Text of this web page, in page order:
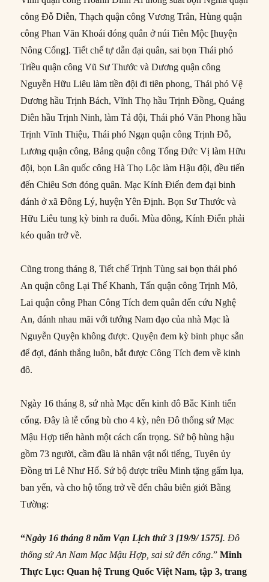
công Đỗ Diễn, Thạch quận công Vương Trân, Hùng quận
công Phan Văn Khoái đóng quân ở núi Tiên Mộc [huyện
Nông Cống]. Tiết chế tự dẫn đại quân, sai bọn Thái phó
Triều quận công Vũ Sư Thước và Dương quận công
Nguyễn Hữu Liêu làm tiền đội đi tiên phong, Thái phó Vệ
Dương hầu Trịnh Bách, Vĩnh Thọ hầu Trịnh Đồng, Quảng
Diên hầu Trịnh Ninh, làm Tả đội, Thái phó Văn Phong hầu
Trịnh Vĩnh Thiệu, Thái phó Ngạn quận công Trịnh Đỗ,
Lương quận công, Bảng quận công Tống Đức Vị làm Hữu
đội, bọn Lân quốc công Hà Thọ Lộc làm Hậu đội, đều tiến
đến Chiêu Sơn đóng quân. Mạc Kính Điển đem đại binh
đánh ở xã Đông Lý, huyện Yên Định. Bọn Sư Thước và
Hữu Liêu tung kỳ binh ra đuổi. Mùa đông, Kính Điển phải
kéo quân trở về.
Cũng trong tháng 8, Tiết chế Trịnh Tùng sai bọn thái phó
An quận công Lại Thế Khanh, Tấn quận công Trịnh Mô,
Lai quận công Phan Công Tích đem quân đến cứu Nghệ
An, đánh nhau mãi với tướng Nam đạo của nhà Mạc là
Nguyễn Quyện không được. Quyện đem kỳ binh phục sẵn
để đợi, đánh thắng luôn, bắt được Công Tích đem về kinh
đô.
Ngày 16 tháng 8, sứ nhà Mạc đến kinh đô Bắc Kinh tiến
cống. Đây là lễ cống bù cho 4 kỳ, nên Đô thống sứ Mạc
Mậu Hợp tiến hành một cách cẩn trọng. Sứ bộ hùng hậu
gồm 73 người, cầm đầu là nhân vật nổi tiếng, Tuyên ủy
Đồng tri Lê Như Hổ. Sứ bộ được triều Minh tặng gấm lụa,
ban yến, và cho hộ tống trở về đến châu biên giới Bằng
Tường:
“Ngày 16 tháng 8 năm Vạn Lịch thứ 3 [19/9/ 1575]. Đô
thống sứ An Nam Mạc Mậu Hợp, sai sứ đến cống.”Minh
Thực Lục: Quan hệ Trung Quốc Việt Nam, tập 3, trang